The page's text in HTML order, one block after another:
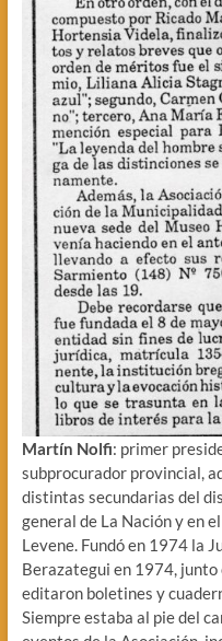
Martín Nolfi: primer
subprocurador provincial,
distintas secundarias del
general de La Nación y en
Levene. Fundó en 1974 la
Berazategui en 1974,
editaron boletines y
Siempre estaba al pie del